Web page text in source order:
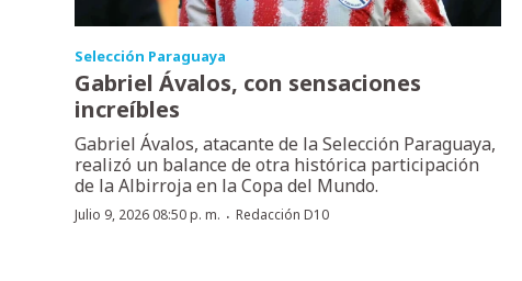
Selección Paraguaya
Gabriel Ávalos, con sensaciones
increíbles
Gabriel Ávalos, atacante de la Selección Paraguaya,
realizó un balance de otra histórica participación
de la Albirroja en la Copa del Mundo.
Julio 9, 2026 08:50 p. m. · Redacción D10